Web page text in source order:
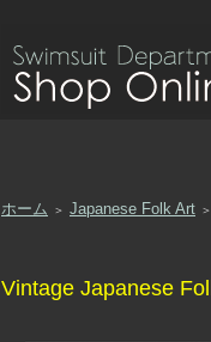
ホーム ＞ Japanese Folk Art ＞
Vintage Japanese